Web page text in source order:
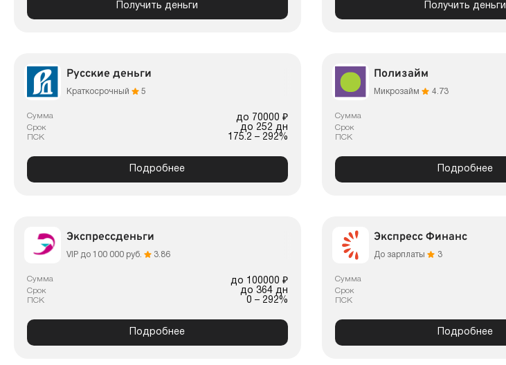
Получить деньги Получить деньги
Русские деньги
Краткосрочный 5
Сумма до 70000 ₽
Срок до 252 дн
ПСК 175.2 – 292%
Подробнее
Полизайм
Микрозайм 4.73
Сумма
Срок
ПСК
Подробнее
Экспрессденьги
VIP до 100 000 руб. 3.86
Сумма до 100000 ₽
Срок до 364 дн
ПСК 0 – 292%
Подробнее
Экспресс Финанс
До зарплаты 3
Сумма
Срок
ПСК
Подробнее